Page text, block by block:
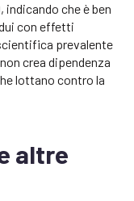
che è ben
con effetti
prevalente
crea dipendenza
lottano contro la
altre